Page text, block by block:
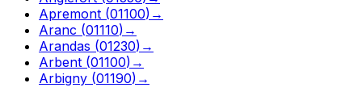
Apremont (01100) →
Aranc (01110) →
Arandas (01230) →
Arbent (01100) →
Arbigny (01190) →